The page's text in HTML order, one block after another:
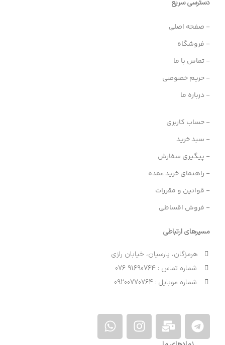
دسترسی سریع
- صفحه اصلی
- فروشگاه
- تماس با ما
- حریم خصوصی
- درباره ما
- حساب کاربری
- سبد خرید
- پیگیری سفارش
- راهنمای خرید عمده
- قوانین و مقررات
- فروش اقساطی
مسیرهای ارتباطی
هرمزگان، پارسیان، خیابان رازی
شماره تماس : 91690764 076
شماره موبایل : 09200770764